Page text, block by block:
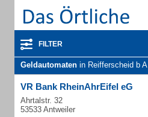
FILTER
Geldautomaten in Reifferscheid b Adenau
VR Bank RheinAhrEifel eG
Ahrtalstr. 32
53533 Antweiler